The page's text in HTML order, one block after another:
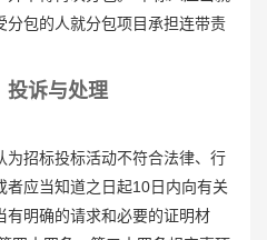
分包的人就分包项目承担连带责
诉与处理
为招标投标活动不符合法律、行
应当知道之日起10日内向有关
有明确的请求和必要的证明材